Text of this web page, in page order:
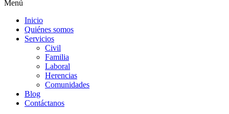
Menú
Inicio
Quiénes somos
Servicios
Civil
Familia
Laboral
Herencias
Comunidades
Blog
Contáctanos